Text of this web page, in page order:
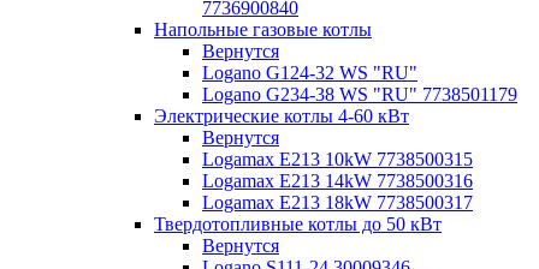
7736900840
Напольные газовые котлы
Вернутся
Logano G124-32 WS "RU"
Logano G234-38 WS "RU" 7738501179
Электрические котлы 4-60 кВт
Вернутся
Logamax E213 10kW 7738500315
Logamax E213 14kW 7738500316
Logamax E213 18kW 7738500317
Твердотопливные котлы до 50 кВт
Вернутся